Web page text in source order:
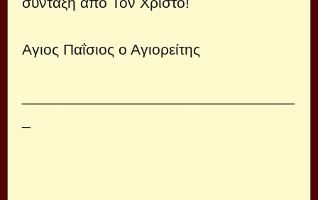
Αγιος Παΐσιος ο Αγιορείτης